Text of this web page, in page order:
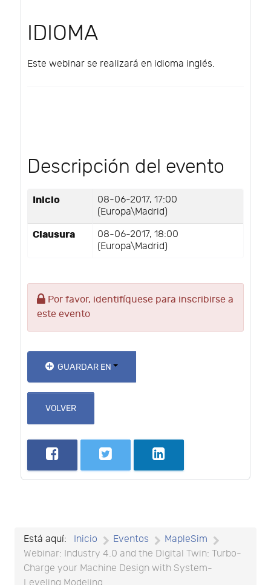
IDIOMA
Este webinar se realizará en idioma inglés.
Descripción del evento
Inicio
08-06-2017, 17:00
(Europa\Madrid)
Clausura
08-06-2017, 18:00
(Europa\Madrid)
Por favor, identifíquese para inscribirse a
este evento
GUARDAR EN
VOLVER
Está aquí: Inicio Eventos
MapleSim
Webinar: Industry 4.0 and the Digital Twin: Turbo-
Charge your Machine Design with System-